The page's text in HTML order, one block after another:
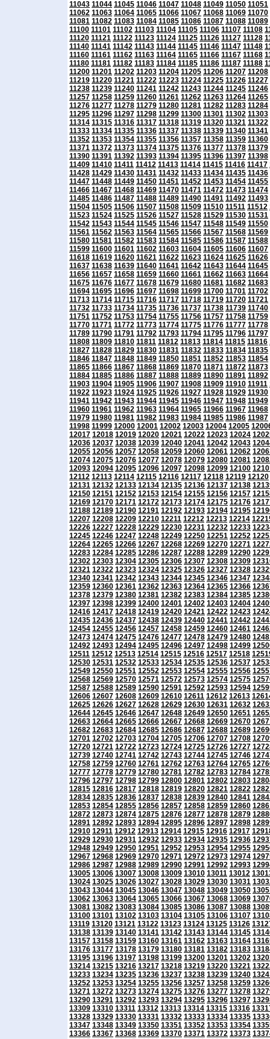
11043 11044 11045 11046 11047 11048 11049 11050 11051
11062 11063 11064 11065 11066 11067 11068 11069 11070
11081 11082 11083 11084 11085 11086 11087 11088 11089
11100 11101 11102 11103 11104 11105 11106 11107 11108
11120 11121 11122 11123 11124 11125 11126 11127 11128
11140 11141 11142 11143 11144 11145 11146 11147 11148
11160 11161 11162 11163 11164 11165 11166 11167 11168
11180 11181 11182 11183 11184 11185 11186 11187 11188
11200 11201 11202 11203 11204 11205 11206 11207 11208
11219 11220 11221 11222 11223 11224 11225 11226 11227
11238 11239 11240 11241 11242 11243 11244 11245 11246
11257 11258 11259 11260 11261 11262 11263 11264 11265
11276 11277 11278 11279 11280 11281 11282 11283 11284
11295 11296 11297 11298 11299 11300 11301 11302 11303
11314 11315 11316 11317 11318 11319 11320 11321 11322
11333 11334 11335 11336 11337 11338 11339 11340 11341
11352 11353 11354 11355 11356 11357 11358 11359 11360
11371 11372 11373 11374 11375 11376 11377 11378 11379
11390 11391 11392 11393 11394 11395 11396 11397 11398
11409 11410 11411 11412 11413 11414 11415 11416 11417
11428 11429 11430 11431 11432 11433 11434 11435 11436
11447 11448 11449 11450 11451 11452 11453 11454 11455
11466 11467 11468 11469 11470 11471 11472 11473 11474
11485 11486 11487 11488 11489 11490 11491 11492 11493
11504 11505 11506 11507 11508 11509 11510 11511 11512
11523 11524 11525 11526 11527 11528 11529 11530 11531
11542 11543 11544 11545 11546 11547 11548 11549 11550
11561 11562 11563 11564 11565 11566 11567 11568 11569
11580 11581 11582 11583 11584 11585 11586 11587 11588
11599 11600 11601 11602 11603 11604 11605 11606 11607
11618 11619 11620 11621 11622 11623 11624 11625 11626
11637 11638 11639 11640 11641 11642 11643 11644 11645
11656 11657 11658 11659 11660 11661 11662 11663 11664
11675 11676 11677 11678 11679 11680 11681 11682 11683
11694 11695 11696 11697 11698 11699 11700 11701 11702
11713 11714 11715 11716 11717 11718 11719 11720 11721
11732 11733 11734 11735 11736 11737 11738 11739 11740
11751 11752 11753 11754 11755 11756 11757 11758 11759
11770 11771 11772 11773 11774 11775 11776 11777 11778
11789 11790 11791 11792 11793 11794 11795 11796 11797
11808 11809 11810 11811 11812 11813 11814 11815 11816
11827 11828 11829 11830 11831 11832 11833 11834 11835
11846 11847 11848 11849 11850 11851 11852 11853 11854
11865 11866 11867 11868 11869 11870 11871 11872 11873
11884 11885 11886 11887 11888 11889 11890 11891 11892
11903 11904 11905 11906 11907 11908 11909 11910 11911
11922 11923 11924 11925 11926 11927 11928 11929 11930
11941 11942 11943 11944 11945 11946 11947 11948 11949
11960 11961 11962 11963 11964 11965 11966 11967 11968
11979 11980 11981 11982 11983 11984 11985 11986 11987
11998 11999 12000 12001 12002 12003 12004 12005
12017 12018 12019 12020 12021 12022 12023 12024
12036 12037 12038 12039 12040 12041 12042 12043
12055 12056 12057 12058 12059 12060 12061 12062
12074 12075 12076 12077 12078 12079 12080 12081
12093 12094 12095 12096 12097 12098 12099 12100
12112 12113 12114 12115 12116 12117 12118 12119 12120
12131 12132 12133 12134 12135 12136 12137 12138
12150 12151 12152 12153 12154 12155 12156 12157
12169 12170 12171 12172 12173 12174 12175 12176
12188 12189 12190 12191 12192 12193 12194 12195
12207 12208 12209 12210 12211 12212 12213 12214
12226 12227 12228 12229 12230 12231 12232 12233
12245 12246 12247 12248 12249 12250 12251 12252
12264 12265 12266 12267 12268 12269 12270 12271
12283 12284 12285 12286 12287 12288 12289 12290
12302 12303 12304 12305 12306 12307 12308 12309
12321 12322 12323 12324 12325 12326 12327 12328
12340 12341 12342 12343 12344 12345 12346 12347
12359 12360 12361 12362 12363 12364 12365 12366
12378 12379 12380 12381 12382 12383 12384 12385
12397 12398 12399 12400 12401 12402 12403 12404
12416 12417 12418 12419 12420 12421 12422 12423
12435 12436 12437 12438 12439 12440 12441 12442
12454 12455 12456 12457 12458 12459 12460 12461
12473 12474 12475 12476 12477 12478 12479 12480
12492 12493 12494 12495 12496 12497 12498 12499
12511 12512 12513 12514 12515 12516 12517 12518
12530 12531 12532 12533 12534 12535 12536 12537
12549 12550 12551 12552 12553 12554 12555 12556
12568 12569 12570 12571 12572 12573 12574 12575
12587 12588 12589 12590 12591 12592 12593 12594
12606 12607 12608 12609 12610 12611 12612 12613
12625 12626 12627 12628 12629 12630 12631 12632
12644 12645 12646 12647 12648 12649 12650 12651
12663 12664 12665 12666 12667 12668 12669 12670
12682 12683 12684 12685 12686 12687 12688 12689
12701 12702 12703 12704 12705 12706 12707 12708
12720 12721 12722 12723 12724 12725 12726 12727
12739 12740 12741 12742 12743 12744 12745 12746
12758 12759 12760 12761 12762 12763 12764 12765
12777 12778 12779 12780 12781 12782 12783 12784
12796 12797 12798 12799 12800 12801 12802 12803
12815 12816 12817 12818 12819 12820 12821 12822
12834 12835 12836 12837 12838 12839 12840 12841
12853 12854 12855 12856 12857 12858 12859 12860
12872 12873 12874 12875 12876 12877 12878 12879
12891 12892 12893 12894 12895 12896 12897 12898
12910 12911 12912 12913 12914 12915 12916 12917
12929 12930 12931 12932 12933 12934 12935 12936
12948 12949 12950 12951 12952 12953 12954 12955
12967 12968 12969 12970 12971 12972 12973 12974
12986 12987 12988 12989 12990 12991 12992 12993
13005 13006 13007 13008 13009 13010 13011 13012
13024 13025 13026 13027 13028 13029 13030 13031
13043 13044 13045 13046 13047 13048 13049 13050
13062 13063 13064 13065 13066 13067 13068 13069
13081 13082 13083 13084 13085 13086 13087 13088
13100 13101 13102 13103 13104 13105 13106 13107
13119 13120 13121 13122 13123 13124 13125 13126
13138 13139 13140 13141 13142 13143 13144 13145
13157 13158 13159 13160 13161 13162 13163 13164
13176 13177 13178 13179 13180 13181 13182 13183
13195 13196 13197 13198 13199 13200 13201 13202
13214 13215 13216 13217 13218 13219 13220 13221
13233 13234 13235 13236 13237 13238 13239 13240
13252 13253 13254 13255 13256 13257 13258 13259
13271 13272 13273 13274 13275 13276 13277 13278
13290 13291 13292 13293 13294 13295 13296 13297
13309 13310 13311 13312 13313 13314 13315 13316
13328 13329 13330 13331 13332 13333 13334 13335
13347 13348 13349 13350 13351 13352 13353 13354
13366 13367 13368 13369 13370 13371 13372 13373